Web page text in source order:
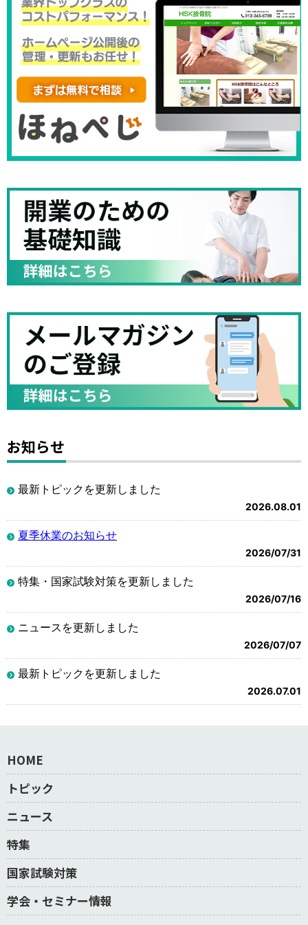
お知らせ
最新トピックを更新しました
2026.08.01
夏季休業のお知らせ
2026/07/31
特集・国家試験対策を更新しました
2026/07/16
ニュースを更新しました
2026/07/07
最新トピックを更新しました
2026.07.01
HOME
トピック
ニュース
特集
国家試験対策
学会・セミナー情報